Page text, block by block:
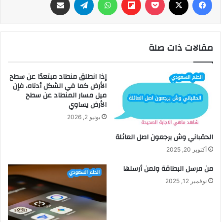
مقالات ذات صلة
الحقباني وش يرجعون اصل العائلة
أكتوبر 20, 2025
إذا انطلق منطاد مبتعدًا عن سطح
الأرض كما في الشكل أدناه، فإن
ميل مسار المنطاد عن سطح
الأرض يساوي
يونيو 2, 2026
من مرسل البطاقة ولمن أرسلها
نوفمبر 12, 2025